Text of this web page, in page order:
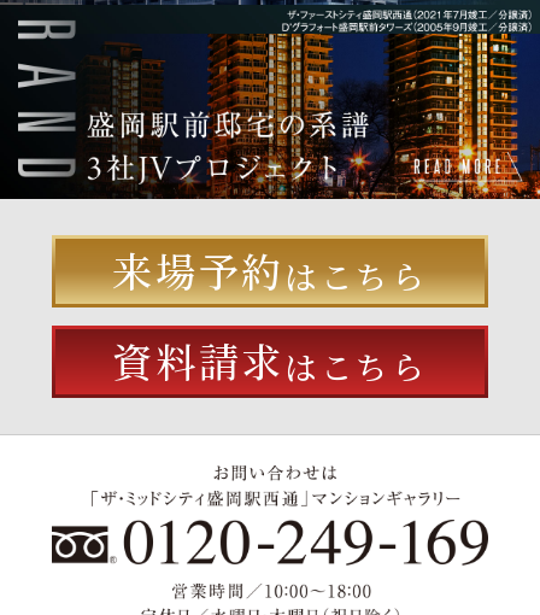
来場予約はこちら
資料請求はこちら